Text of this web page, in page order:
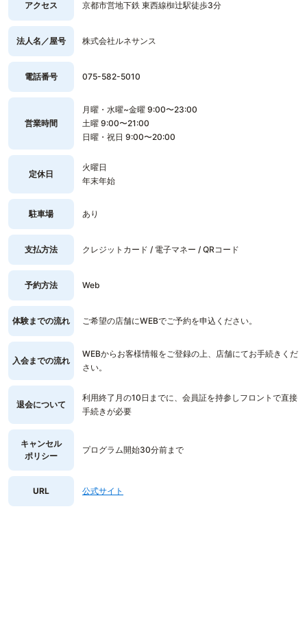
アクセス 京都市営地下鉄 東西線椥辻駅徒歩3分
法人名／屋号 株式会社ルネサンス
電話番号 075-582-5010
営業時間
月曜・水曜~金曜 9:00〜23:00
土曜 9:00〜21:00
日曜・祝日 9:00〜20:00
定休日
火曜日
年末年始
駐車場 あり
支払方法 クレジットカード / 電子マネー / QRコード
予約方法 Web
体験までの流れ ご希望の店舗にWEBでご予約を申込ください。
入会までの流れ
WEBからお客様情報をご登録の上、店舗にてお手続きくだ
さい。
退会について
利用終了月の10日までに、会員証を持参しフロントで直接
手続きが必要
キャンセル
ポリシー
プログラム開始30分前まで
URL 公式サイト